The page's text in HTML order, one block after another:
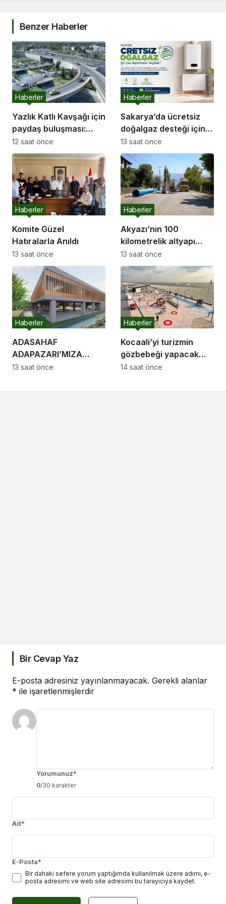
Benzer Haberler
Yazlık Katlı Kavşağı için
paydaş buluşması:
“İletişim kanallarımız
hep açık olacak”
Haberler
12 saat önce
Sakarya’da ücretsiz
doğalgaz desteği için
başvurular başladı
Haberler
13 saat önce
Komite Güzel
Hatıralarla Anıldı
Haberler
13 saat önce
Akyazı’nın 100
kilometrelik altyapı
hattı için saha
çalışmaları başladı
Haberler
13 saat önce
ADASAHAF
ADAPAZARI’MIZA
HAYIRLI OLSUN
Haberler
13 saat önce
Kocaali’yi turizmin
gözbebeği yapacak
sahil projelerini ilk kez
Haberler
14 saat önce
Bir Cevap Yaz
E-posta adresiniz yayınlanmayacak. Gerekli alanlar
* ile işaretlenmişlerdir
Yorumunuz*
0/30 karakter
Ad*
E-Posta*
Bir dahaki sefere yorum yaptığımda kullanılmak üzere adımı, e-
posta adresimi ve web site adresimi bu tarayıcıya kaydet.